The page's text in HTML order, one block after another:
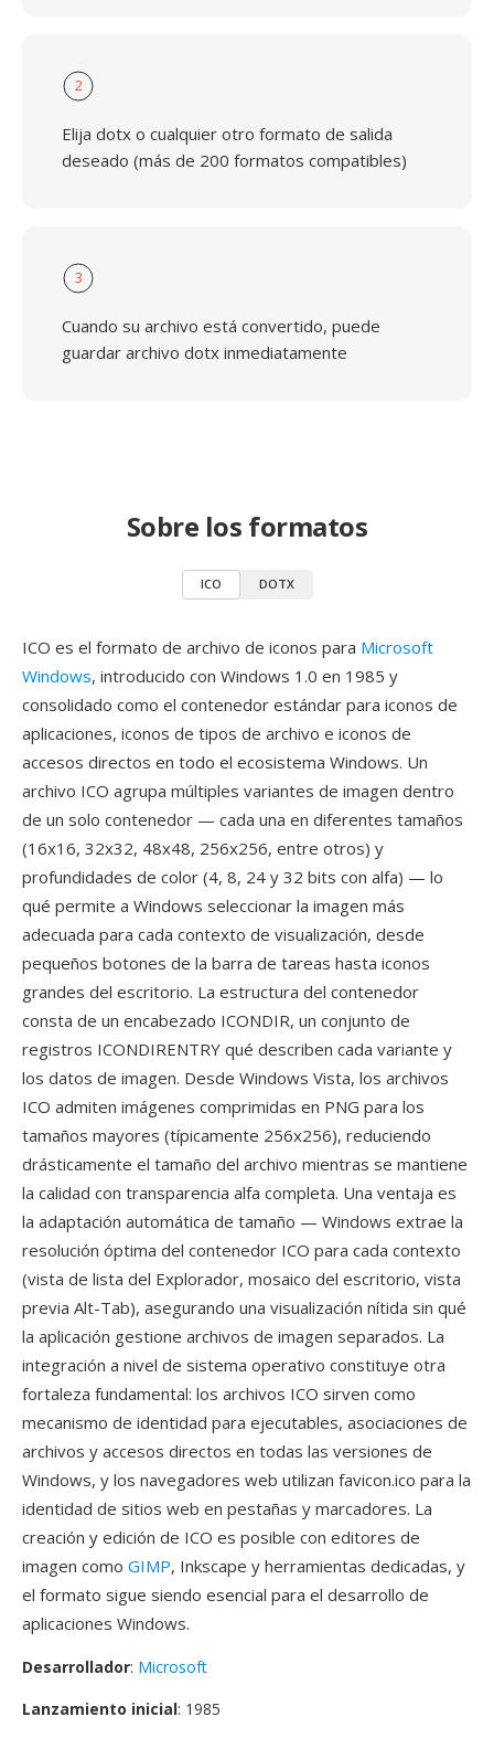
2
Elija dotx o cualquier otro formato de salida
deseado (más de 200 formatos compatibles)
3
Cuando su archivo está convertido, puede
guardar archivo dotx inmediatamente
Sobre los formatos
ICO DOTX
ICO es el formato de archivo de iconos para Microsoft
Windows, introducido con Windows 1.0 en 1985 y
consolidado como el contenedor estándar para iconos de
aplicaciones, iconos de tipos de archivo e iconos de
accesos directos en todo el ecosistema Windows. Un
archivo ICO agrupa múltiples variantes de imagen dentro
de un solo contenedor — cada una en diferentes tamaños
(16x16, 32x32, 48x48, 256x256, entre otros) y
profundidades de color (4, 8, 24 y 32 bits con alfa) — lo
qué permite a Windows seleccionar la imagen más
adecuada para cada contexto de visualización, desde
pequeños botones de la barra de tareas hasta iconos
grandes del escritorio. La estructura del contenedor
consta de un encabezado ICONDIR, un conjunto de
registros ICONDIRENTRY qué describen cada variante y
los datos de imagen. Desde Windows Vista, los archivos
ICO admiten imágenes comprimidas en PNG para los
tamaños mayores (típicamente 256x256), reduciendo
drásticamente el tamaño del archivo mientras se mantiene
la calidad con transparencia alfa completa. Una ventaja es
la adaptación automática de tamaño — Windows extrae la
resolución óptima del contenedor ICO para cada contexto
(vista de lista del Explorador, mosaico del escritorio, vista
previa Alt-Tab), asegurando una visualización nítida sin qué
la aplicación gestione archivos de imagen separados. La
integración a nivel de sistema operativo constituye otra
fortaleza fundamental: los archivos ICO sirven como
mecanismo de identidad para ejecutables, asociaciones de
archivos y accesos directos en todas las versiones de
Windows, y los navegadores web utilizan favicon.ico para la
identidad de sitios web en pestañas y marcadores. La
creación y edición de ICO es posible con editores de
imagen como GIMP, Inkscape y herramientas dedicadas, y
el formato sigue siendo esencial para el desarrollo de
aplicaciones Windows.
Desarrollador: Microsoft
Lanzamiento inicial: 1985